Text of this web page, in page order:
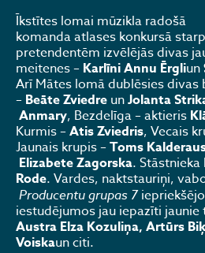
Īkstītes lomai mūzikla radošā
komanda atlases konkursā
pretendentēm izvēlējās divas
meitenes – Karlīni Annu Ērgliun
Arī Mātes lomā dublēsies
– Beāte Zviedre unJolanta
Anmary, Bezdelīga – aktieris
Kurmis –Atis Zviedris, Vecais
Jaunais krupis –Toms
Elizabete Zagorska.
Rode. Vardes, naktstauriņi,
Producentu grupas 7
iestudējumos jau iepazīti jaunie
Austra Elza Kozuliņa, Artūrs
Voiskaun citi.